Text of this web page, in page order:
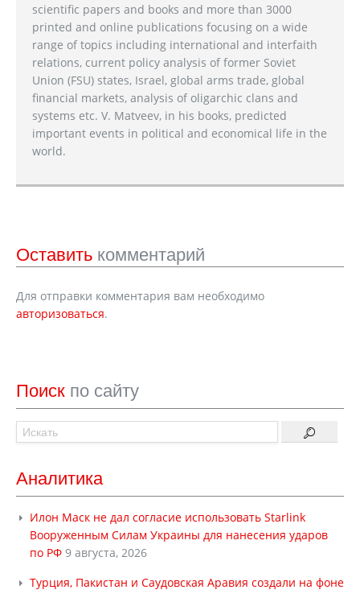
scientific papers and books and more than 3000
printed and online publications focusing on a wide
range of topics including international and interfaith
relations, current policy analysis of former Soviet
Union (FSU) states, Israel, global arms trade, global
financial markets, analysis of oligarchic clans and
systems etc. V. Matveev, in his books, predicted
important events in political and economical life in the
world.
Оставить комментарий
Для отправки комментария вам необходимо
авторизоваться.
Поиск по сайту
Аналитика
Илон Маск не дал согласие использовать Starlink
Вооруженным Силам Украины для нанесения ударов
по РФ 9 августа, 2026
Турция, Пакистан и Саудовская Аравия создали на фоне